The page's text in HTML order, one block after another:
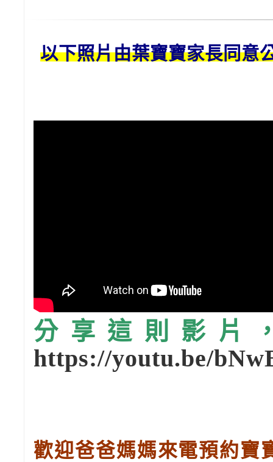
以下照片由葉寶寶家長同意
分享這則影片
https://youtu.be/
歡迎爸爸媽媽來電預約寶